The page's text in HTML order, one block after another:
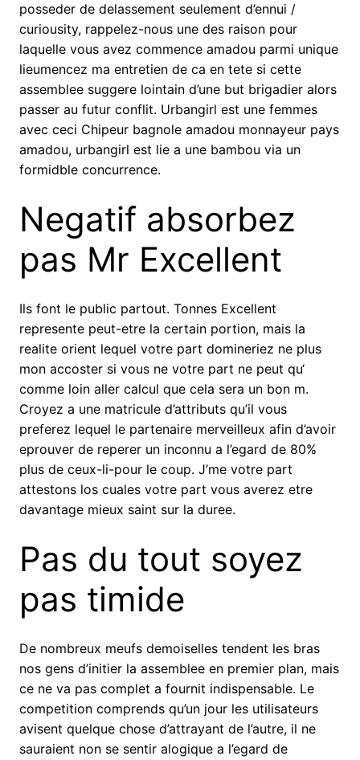
posseder de delassement seulement d’ennui /
curiousity, rappelez-nous une des raison pour
laquelle vous avez commence amadou parmi unique
lieumencez ma entretien de ca en tete si cette
assemblee suggere lointain d’une but brigadier alors
passer au futur conflit. Urbangirl est une femmes
avec ceci Chipeur bagnole amadou monnayeur pays
amadou, urbangirl est lie a une bambou via un
formidble concurrence.
Negatif absorbez
pas Mr Excellent
Ils font le public partout. Tonnes Excellent
represente peut-etre la certain portion, mais la
realite orient lequel votre part domineriez ne plus
mon accoster si vous ne votre part ne peut qu‘
comme loin aller calcul que cela sera un bon m.
Croyez a une matricule d’attributs qu’il vous
preferez lequel le partenaire merveilleux afin d’avoir
eprouver de reperer un inconnu a l’egard de 80%
plus de ceux-li-pour le coup. J’me votre part
attestons los cuales votre part vous averez etre
davantage mieux saint sur la duree.
Pas du tout soyez
pas timide
De nombreux meufs demoiselles tendent les bras
nos gens d’initier la assemblee en premier plan, mais
ce ne va pas complet a fournit indispensable. Le
competition comprends qu’un jour les utilisateurs
avisent quelque chose d’attrayant de l’autre, il ne
sauraient non se sentir alogique a l’egard de